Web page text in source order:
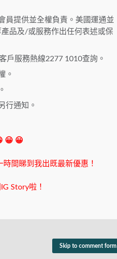
員提供並全權負責。美國運通並
品及/或服務作出任何表述或保
戶服務熱線2277 1010查詢。
。
行通知。
😀 😀
時間睇到我出既最新優惠！
Story啦！
Skip to comment form